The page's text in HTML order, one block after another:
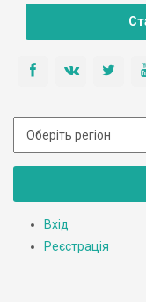
Вхід
Реєстрація